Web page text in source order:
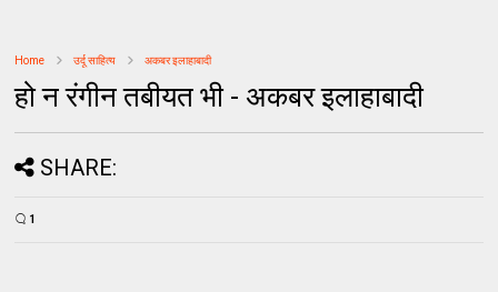
Home उर्दू साहित्‍य अकबर इलाहाबादी
हो न रंगीन तबीयत भी - अकबर इलाहाबादी
SHARE:
1